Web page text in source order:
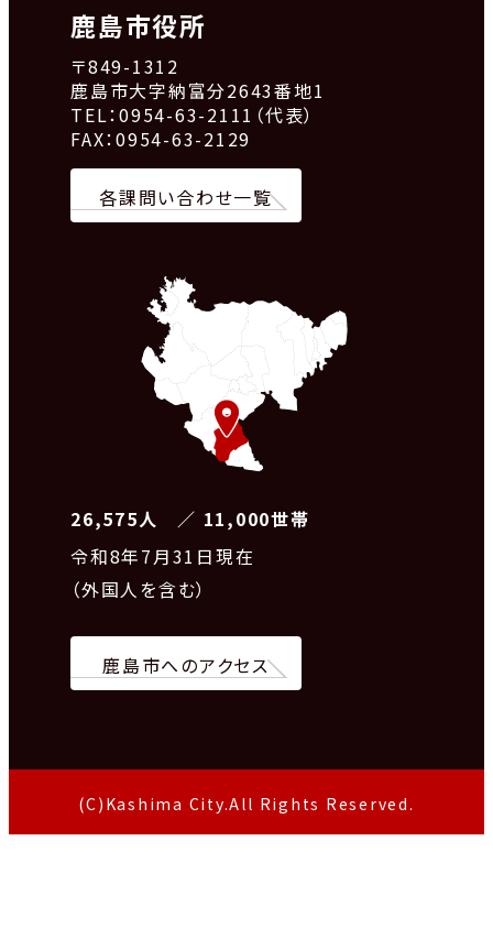
鹿島市役所
〒849-1312
鹿島市大字納富分2643番地1
TEL：0954-63-2111（代表）
FAX：0954-63-2129
各課問い合わせ一覧
26,575人 ／ 11,000世帯
令和8年7月31日現在
（外国人を含む）
鹿島市へのアクセス
(C)Kashima City.All Rights Reserved.